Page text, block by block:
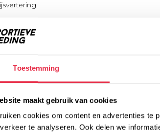
Toestemming
maakt gebruik van cookies
cookies om content en advertenties te
te analyseren. Ook delen we
goede hydratatie. De NatuSport
Deze samenstelling zorgt dat er
tijdens lichamelijke inspanningen. De
hydratatie. Deze formule zorgt er ook
het lichaam dan water.
Tijdens het intensief sporten verliest het
Isotonic Sportdrink zorgt ervoor dat dit